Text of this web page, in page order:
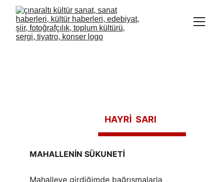
MAHALLENİN SÜKUNETİ
Mahalleye girdiğimde bağrışmalarla
HAYRİ  SARI